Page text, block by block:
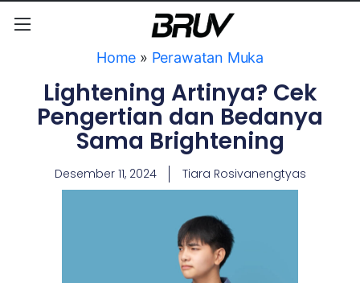
Home » Perawatan Muka
Lightening Artinya? Cek
Pengertian dan Bedanya
Sama Brightening
Desember 11, 2024 Tiara Rosivanengtyas